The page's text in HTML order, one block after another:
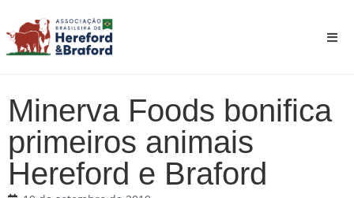
Minerva Foods bonifica
primeiros animais
Hereford e Braford